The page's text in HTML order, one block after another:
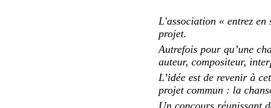
L'association « entrez
projet.
Autrefois pour qu’une
auteur, compositeur,
L’idée est de revenir à
projet commun : la
Un concours réunissant